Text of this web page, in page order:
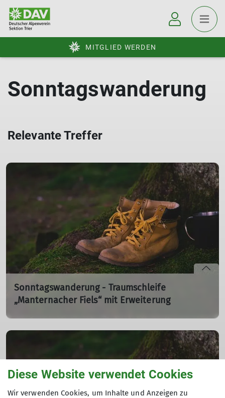
MITGLIED WERDEN
Sonntagswanderung
Relevante Treffer
Sonntagswanderung - Traumschleife
„Manternacher Fiels“ mit Erweiterung
Die Wanderung führt uns durch das gleichnamigen
Diese Website verwendet Cookies
Wir verwenden Cookies, um Inhalte und Anzeigen zu